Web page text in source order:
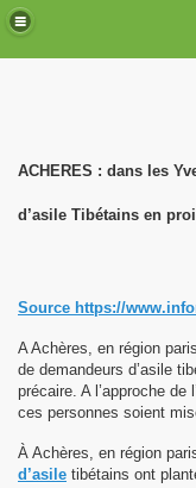
ACHERES : dans les
d’asile Tibétains en
Source https://
A Achères, en région
de demandeurs d’asile
précaire. A l’approche
ces personnes soient
À Achères, en région
d’asile tibétains ont